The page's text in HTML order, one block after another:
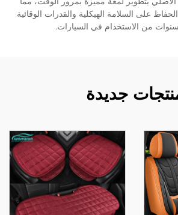
على السلامة الهيكلية والقدرات الوقائية
من الاستخدام في السيارات.
جديدة